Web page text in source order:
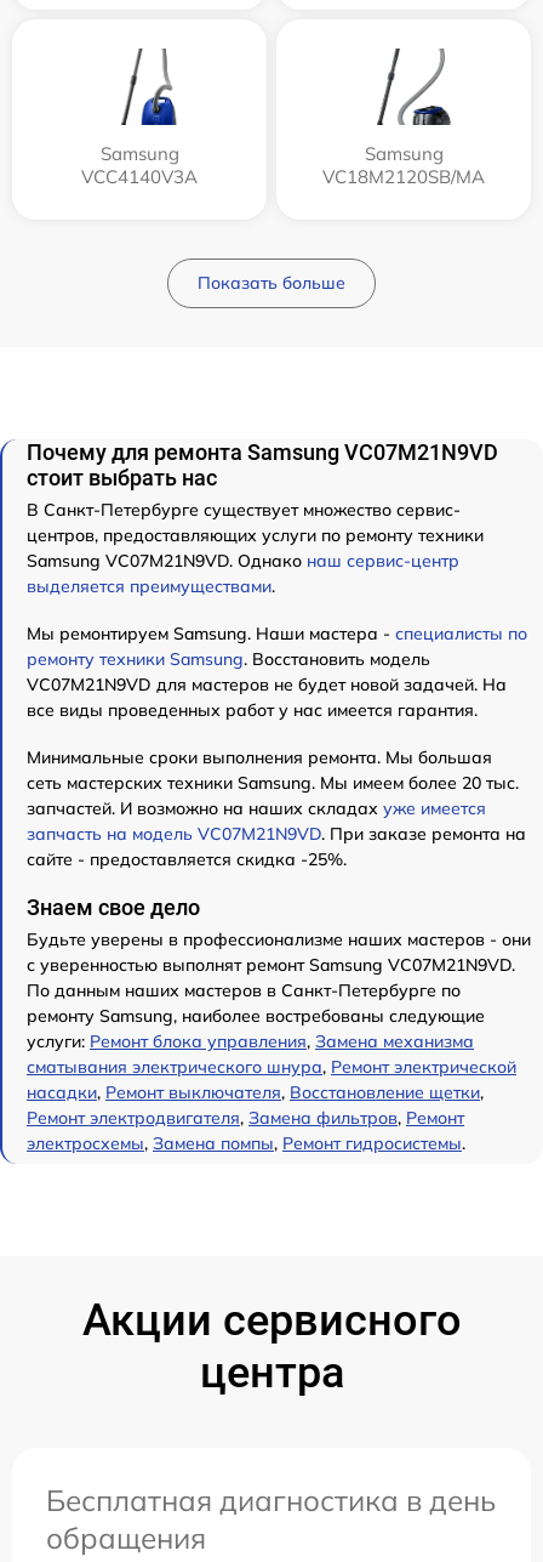
Samsung
VCC4140V3A
Samsung
VC18M2120SB/MA
Показать больше
Почему для ремонта Samsung VC07M21N9VD
стоит выбрать нас
В Санкт-Петербурге существует множество сервис-
центров, предоставляющих услуги по ремонту техники
Samsung VC07M21N9VD. Однако наш сервис-центр
выделяется преимуществами.
Мы ремонтируем Samsung. Наши мастера - специалисты по
ремонту техники Samsung. Восстановить модель
VC07M21N9VD для мастеров не будет новой задачей. На
все виды проведенных работ у нас имеется гарантия.
Минимальные сроки выполнения ремонта. Мы большая
сеть мастерских техники Samsung. Мы имеем более 20 тыс.
запчастей. И возможно на наших складах уже имеется
запчасть на модель VC07M21N9VD. При заказе ремонта на
сайте - предоставляется скидка -25%.
Знаем свое дело
Будьте уверены в профессионализме наших мастеров - они
с уверенностью выполнят ремонт Samsung VC07M21N9VD.
По данным наших мастеров в Санкт-Петербурге по
ремонту Samsung, наиболее востребованы следующие
услуги: Ремонт блока управления, Замена механизма
сматывания электрического шнура, Ремонт электрической
насадки, Ремонт выключателя, Восстановление щетки,
Ремонт электродвигателя, Замена фильтров, Ремонт
электросхемы, Замена помпы, Ремонт гидросистемы.
Акции сервисного
центра
Бесплатная диагностика в день
обращения